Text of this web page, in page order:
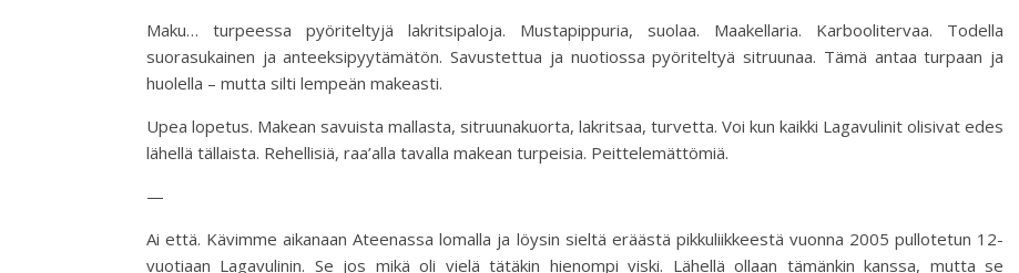
Maku… turpeessa pyöriteltyjä lakritsipaloja. Mustapippuria, suolaa. Maakellaria. Karboolitervaa. Todella
suorasukainen ja anteeksipyytämätön. Savustettua ja nuotiossa pyöriteltyä sitruunaa. Tämä antaa turpaan ja
huolella – mutta silti lempeän makeasti.
Upea lopetus. Makean savuista mallasta, sitruunakuorta, lakritsaa, turvetta. Voi kun kaikki Lagavulinit olisivat edes
lähellä tällaista. Rehellisiä, raa’alla tavalla makean turpeisia. Peittelemättömiä.
—
Ai että. Kävimme aikanaan Ateenassa lomalla ja löysin sieltä eräästä pikkuliikkeestä vuonna 2005 pullotetun 12-
vuotiaan Lagavulinin. Se jos mikä oli vielä tätäkin hienompi viski. Lähellä ollaan tämänkin kanssa, mutta se